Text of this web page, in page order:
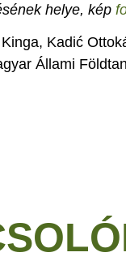
helye, kép
Kadić
Állami